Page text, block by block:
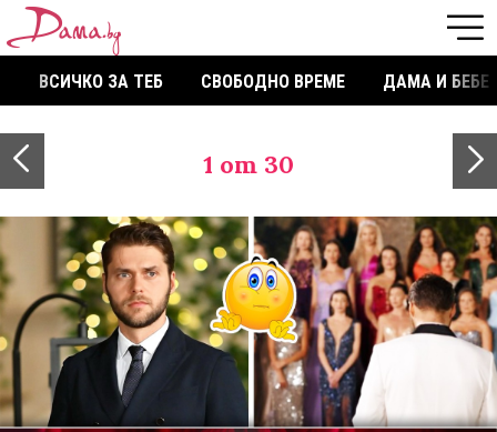
ВСИЧКО ЗА ТЕБ СВОБОДНО ВРЕМЕ ДАМА И БЕБЕ
1 от 30